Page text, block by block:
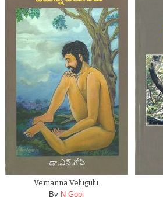
Vemanna Velugulu
By N Gopi